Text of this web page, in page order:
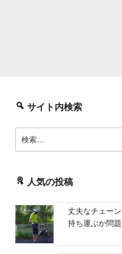
サイト内検索
索:
人気の投稿
丈夫なチェー
持ち運ぶか問題